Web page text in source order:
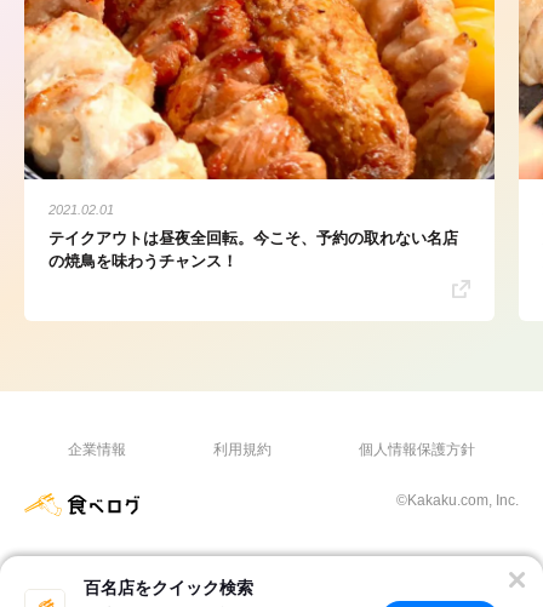
百名店をクイック検索
2021.02.01
テイクアウトは昼夜全回転。今こそ、予約の取れない名店
の焼鳥を味わうチャンス！
企業情報 利用規約 個人情報保護方針
©Kakaku.com, Inc.